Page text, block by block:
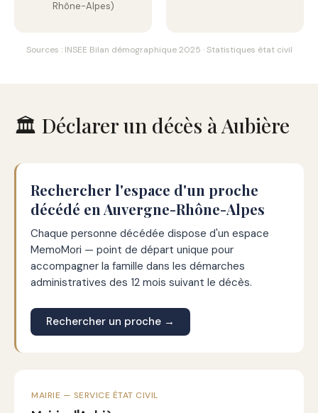
Rhône-Alpes)
Sources : INSEE Bilan démographique 2025 · Statistiques état civil
🏛️ Déclarer un décès à Aubière
Rechercher l'espace d'un proche
décédé en Auvergne-Rhône-Alpes
Chaque personne décédée dispose d'un espace
MemoMori — point de départ unique pour
accompagner la famille dans les démarches
administratives des 12 mois suivant le décès.
Rechercher un proche →
MAIRIE — SERVICE ÉTAT CIVIL